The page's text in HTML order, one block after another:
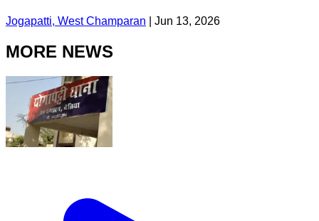
Jogapatti, West Champaran Jun 13, 2026
MORE NEWS